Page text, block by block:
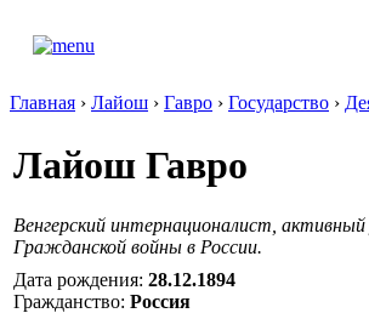
Главная › Лайош › Гавро › Государство ›
Лайош Гавро
Венгерский интернационалист,
Гражданской войны в России.
Дата рождения: 28.12.1894
Гражданство: Россия